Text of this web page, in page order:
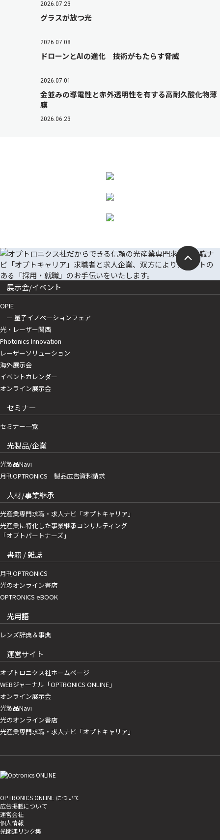
2026.07.23
グラスが放つ光
2026.07.08
ドローンとAIの進化 技術がもたらす脅威
2026.07.01
金並みの導電性と赤外透明性を有する高耐久酸化物薄
膜
2026.06.23
展示会/イベント
OPIE
ー 量子イノベーションフェア
光・レーザー関西
Photonics Innovation
レーザーソリューション
海外展示会
イベントカレンダー
オンライン展示会
セミナー
セミナー一覧
光製品/企業
光製品Navi
月刊OPTRONICS 製品広告資料請求
人材/事業継承
光産業専門求職・求人ナビ「オプトキャリア」
光産業に特化した事業継承コンサルティング
「オプトパートナーズ」
書籍 / 雑誌
月刊OPTRONICS
光のオンライン書店
OPTRONICS eBOOK
光用語
レンズ辞典＆事典
運営サイト
オプトロニクス社ホームページ
WEBジャーナル「OPTRONICS ONLINE」
オンライン展示会
光製品Navi
光のオンライン書店
光産業専門求職・求人ナビ「オプトキャリア」
OPTRONICS ONLINE について
広告掲載について
運営会社
個人情報
光関連リンク集